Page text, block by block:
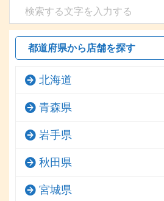
都道府県から店舗を探す
北海道
青森県
岩手県
秋田県
宮城県